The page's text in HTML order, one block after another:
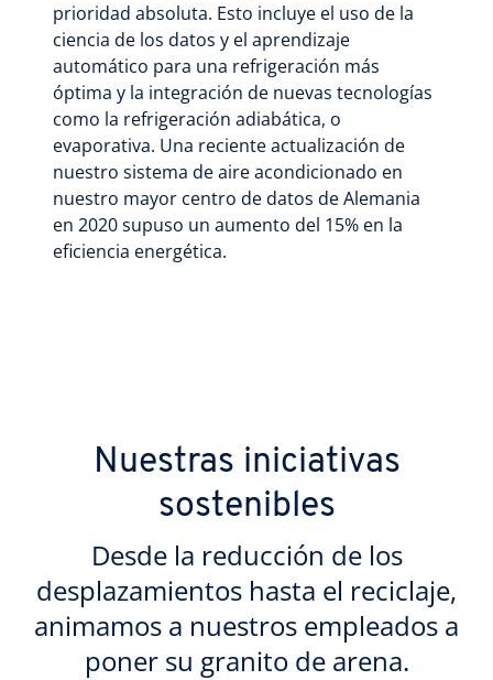
prioridad absoluta. Esto incluye el uso de la
ciencia de los datos y el aprendizaje
automático para una refrigeración más
óptima y la integración de nuevas tecnologías
como la refrigeración adiabática, o
evaporativa. Una reciente actualización de
nuestro sistema de aire acondicionado en
nuestro mayor centro de datos de Alemania
en 2020 supuso un aumento del 15% en la
eficiencia energética.
Nuestras iniciativas
sostenibles
Desde la reducción de los
desplazamientos hasta el reciclaje,
animamos a nuestros empleados a
poner su granito de arena.